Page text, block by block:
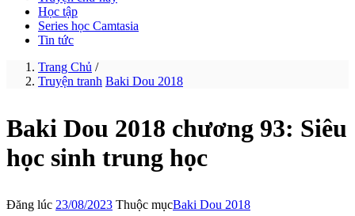
Học tập
Series học Camtasia
Tin tức
Trang Chủ /
Truyện tranh Baki Dou 2018
Baki Dou 2018 chương 93: Siêu
học sinh trung học
Đăng lúc 23/08/2023 Thuộc mụcBaki Dou 2018